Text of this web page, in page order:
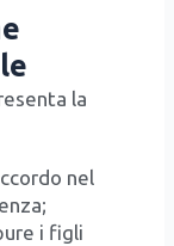
la
nel
i figli